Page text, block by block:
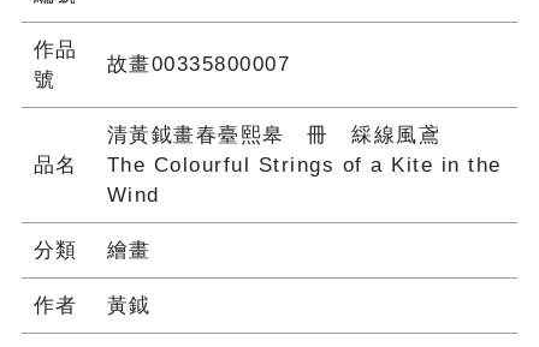
作品
號
故畫00335800007
品名
清黃鉞畫春臺熙皋 冊 綵線風鳶
The Colourful Strings of a Kite in the
Wind
分類 繪畫
作者 黃鉞